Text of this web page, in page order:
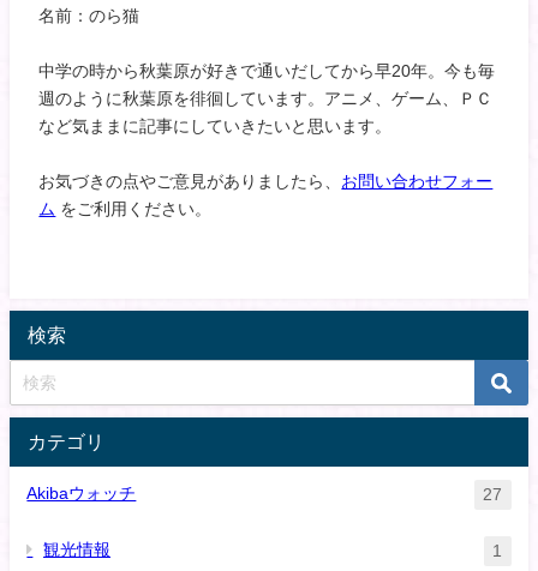
名前：のら猫
中学の時から秋葉原が好きで通いだしてから早20年。今も毎
週のように秋葉原を徘徊しています。アニメ、ゲーム、ＰＣ
など気ままに記事にしていきたいと思います。
お気づきの点やご意見がありましたら、 お問い合わせフォー
ム をご利用ください。
検索
カテゴリ
Akibaウォッチ 27
観光情報 1